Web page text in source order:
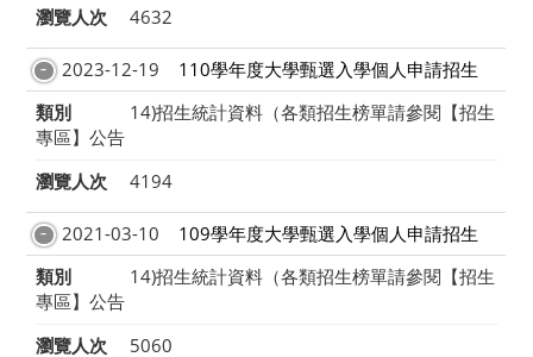
瀏覽人次
4632
2023-12-19
110學年度大學甄選入學個人申請招生
類別
14)招生統計資料（各類招生榜單請參閱【招生
專區】公告
瀏覽人次
4194
2021-03-10
109學年度大學甄選入學個人申請招生
類別
14)招生統計資料（各類招生榜單請參閱【招生
專區】公告
瀏覽人次
5060